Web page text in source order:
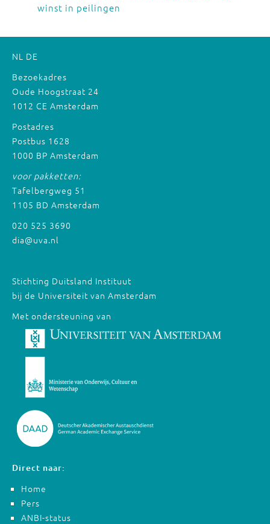
winst in peilingen
NL DE
Bezoekadres
Oude Hoogstraat 24
1012 CE Amsterdam
Postadres
Postbus 1628
1000 BP Amsterdam
voor pakketten:
Tafelbergweg 51
1105 BD Amsterdam
020 525 3690
dia@uva.nl
Stichting Duitsland Instituut
bij de Universiteit van Amsterdam
Met ondersteuning van
Direct naar:
Home
Pers
ANBI-status